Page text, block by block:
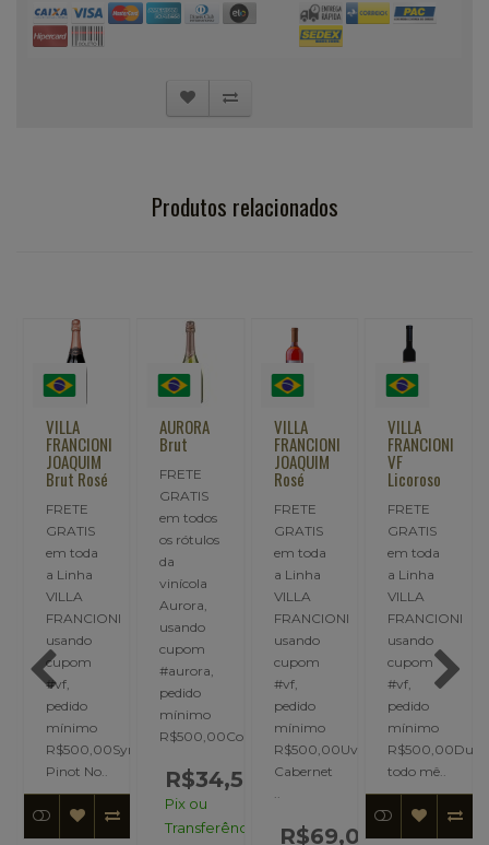
Produtos relacionados
VILLA
FRANCIONI
JOAQUIM
Brut Rosé
FRETE
GRATIS
em toda
a Linha
VILLA
FRANCIONI
usando
cupom
#vf,
pedido
mínimo
R$500,00Syrah,
Pinot No..
AURORA
Brut
FRETE
GRATIS
em todos
os rótulos
da
vinícola
Aurora,
usando
cupom
#aurora,
pedido
mínimo
R$500,00Cor..
R$34,56
Pix ou
Transferência:
VILLA
FRANCIONI
JOAQUIM
Rosé
FRETE
GRATIS
em toda
a Linha
VILLA
FRANCIONI
usando
cupom
#vf,
pedido
mínimo
R$500,00Uvas:
Cabernet
R$69,00
VILLA
FRANCIONI
VF
Licoroso
FRETE
GRATIS
em toda
a Linha
VILLA
FRANCIONI
usando
cupom
#vf,
pedido
mínimo
todo mê..